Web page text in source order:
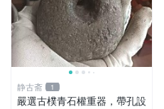
静古斋 1
嚴選古樸青石權重器，帶孔設